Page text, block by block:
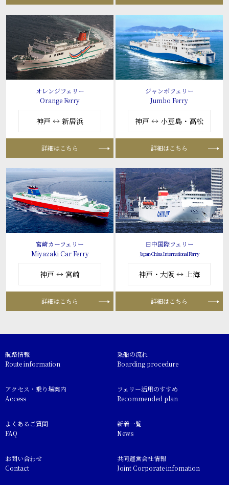
オレンジフェリー
Orange Ferry
神戸 ↔ 新居浜
詳細はこちら
ジャンボフェリー
Jumbo Ferry
神戸 ↔ 小豆島・高松
詳細はこちら
宮崎カーフェリー
Miyazaki Car Ferry
神戸 ↔ 宮崎
詳細はこちら
日中国際フェリー
Japan-China International Ferry
神戸・大阪 ↔ 上海
詳細はこちら
航路情報
Route information
乗船の流れ
Boarding procedure
アクセス・乗り場案内
Access
フェリー活用のすすめ
Recommended plan
よくあるご質問
FAQ
新着一覧
News
お問い合わせ
Contact
共同運営会社情報
Joint Corporate infomation